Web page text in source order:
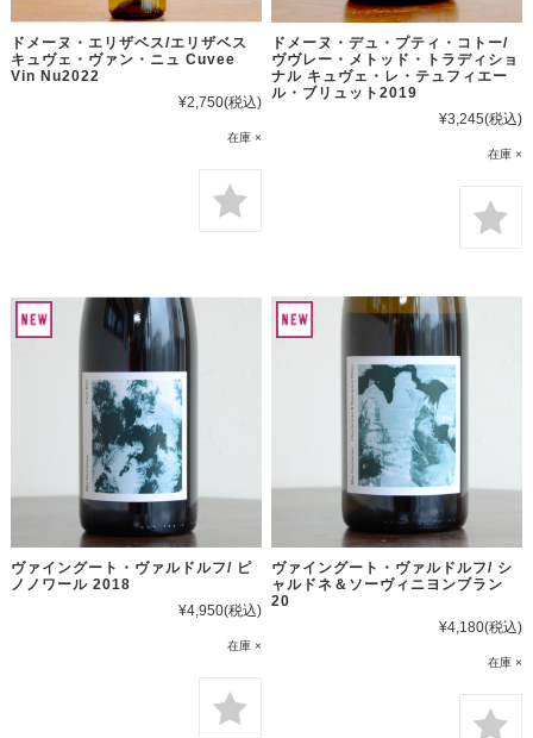
ドメーヌ・エリザベス/エリザベス
キュヴェ・ヴァン・ニュ Cuvee
Vin Nu2022
¥2,750(税込)
在庫 ×
ドメーヌ・デュ・プティ・コトー/
ヴヴレー・メトッド・トラディショ
ナル キュヴェ・レ・テュフィエー
ル・ブリュット2019
¥3,245(税込)
在庫 ×
ヴァイングート・ヴァルドルフ/ ピ
ノノワール 2018
¥4,950(税込)
在庫 ×
ヴァイングート・ヴァルドルフ/ シ
ャルドネ＆ソーヴィニヨンブラン
20
¥4,180(税込)
在庫 ×